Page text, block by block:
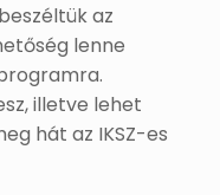
az
lenne
illetve lehet
hát az IKSZ-es